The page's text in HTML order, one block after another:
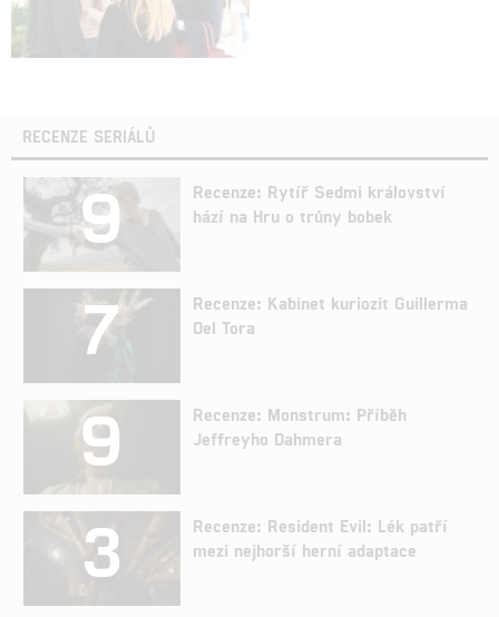
RECENZE SERIÁLŮ
9
Recenze: Rytíř Sedmi království
hází na Hru o trůny bobek
7
Recenze: Kabinet kuriozit Guillerma
Del Tora
9
Recenze: Monstrum: Příběh
Jeffreyho Dahmera
3
Recenze: Resident Evil: Lék patří
mezi nejhorší herní adaptace